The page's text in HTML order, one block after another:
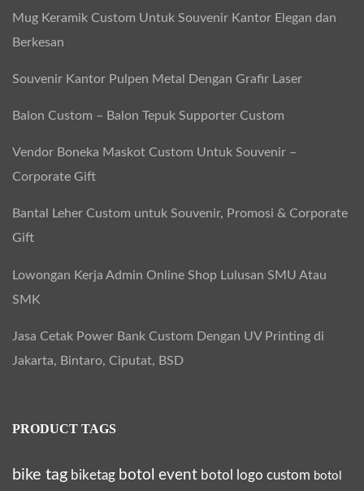
Mug Keramik Custom Untuk Souvenir Kantor Elegan dan
Berkesan
Souvenir Kantor Pulpen Metal Dengan Grafir Laser
Balon Custom – Balon Tepuk Supporter Custom
Vendor Boneka Maskot Custom Untuk Souvenir –
Corporate Gift
Bantal Leher Custom untuk Souvenir, Promosi & Corporate
Gift
Lowongan Kerja Admin Online Shop Lulusan SMU Atau
SMK
Jasa Cetak Power Bank Custom Dengan UV Printing di
Jakarta, Bintaro, Ciputat, BSD
PRODUCT TAGS
bike tag biketag botol event botol logo custom botol